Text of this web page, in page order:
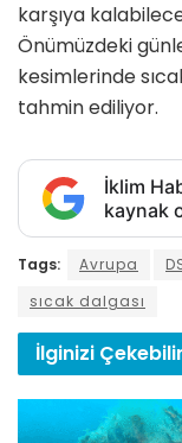
karşıya
Önümüzdeki
kesimlerinde
tahmin ediliyor.
İklim
kaynak
Tags: Avrupa
sıcak dalgası
İlginizi Çekebilir